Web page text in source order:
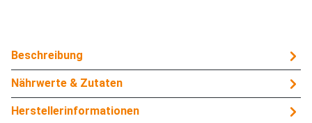
Beschreibung
Nährwerte & Zutaten
Herstellerinformationen